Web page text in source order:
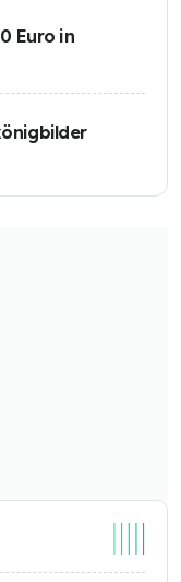
Euro in